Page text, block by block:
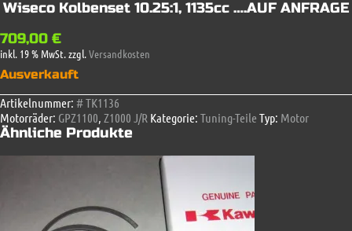
Wiseco Kolbenset 10.25:1, 1135cc ….AUF ANFRAGE
709,00 €
inkl. 19 % MwSt.zzgl.Versandkosten
Ausverkauft
Artikelnummer: # TK1136
Motorräder: GPZ1100, Z1000 J/R Kategorie: Tuning-Teile Typ: Motor
Ähnliche Produkte